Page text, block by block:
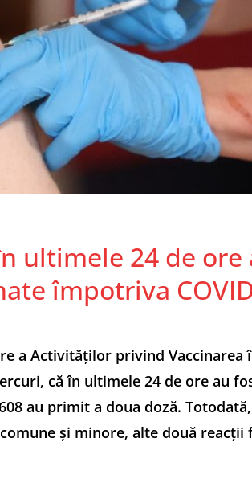
ultimele 24 de ore
împotriva
a Activităţilor privind Vaccinarea
că în ultimele 24 de ore au
au primit a doua doză.
şi minore, alte două reacţii